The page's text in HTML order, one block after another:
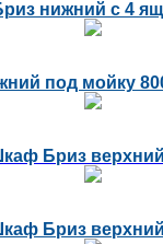
нижний с 4
под мойку
Бриз
Бриз